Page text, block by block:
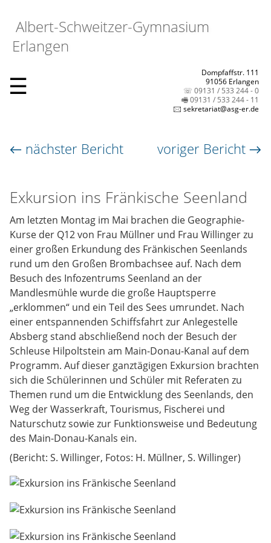
Albert-Schweitzer-Gymnasium
Erlangen
☰
Dompfaffstr. 111
91056 Erlangen
☏ 09131 / 533 244 - 0
🖷 09131 / 533 244 - 11
🖂 sekretariat@asg-er.de
← nächster Bericht voriger Bericht →
Exkursion ins Fränkische Seenland
Am letzten Montag im Mai brachen die Geographie-
Kurse der Q12 von Frau Müllner und Frau Willinger zu
einer großen Erkundung des Fränkischen Seenlands
rund um den Großen Brombachsee auf. Nach dem
Besuch des Infozentrums Seenland an der
Mandlesmühle wurde die große Hauptsperre
„erklommen“ und ein Teil des Sees umrundet. Nach
einer entspannenden Schiffsfahrt zur Anlegestelle
Absberg stand abschließend noch der Besuch der
Schleuse Hilpoltstein am Main-Donau-Kanal auf dem
Programm. Auf dieser ganztägigen Exkursion brachten
sich die Schülerinnen und Schüler mit Referaten zu
Themen rund um die Entwicklung des Seenlands, den
Weg der Wasserkraft, Tourismus, Fischerei und
Naturschutz sowie zur Funktionsweise und Bedeutung
des Main-Donau-Kanals ein.
(Bericht: S. Willinger, Fotos: H. Müllner, S. Willinger)